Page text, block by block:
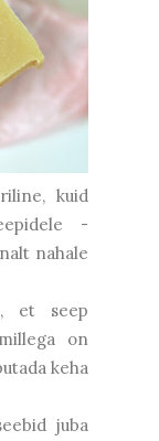
kuid
-
nahale
et seep
on
keha
juba